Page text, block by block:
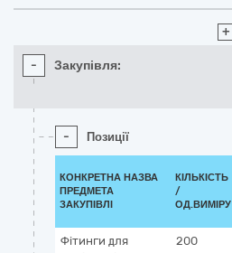
+
- Закупівля:
- Позиції
КОНКРЕТНА НАЗВА
ПРЕДМЕТА
ЗАКУПІВЛІ
КІЛЬКІСТЬ
/
ОД.ВИМІРУ
Фітинги для
200